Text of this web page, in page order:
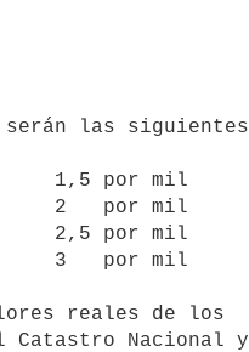
Catastro Nacional y